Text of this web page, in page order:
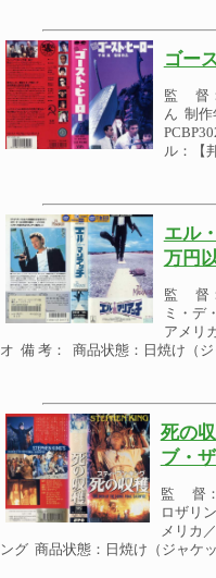
ゴー
監 督：
ん 制
ル：【
エル
万円
監 督：
ミ・デ
アメリ
オ 備 考： 商品状態：日焼け（ジ
死の
ブ・
監 督：
ロザリ
メリカ
ング 商品状態：日焼け（ジャケ